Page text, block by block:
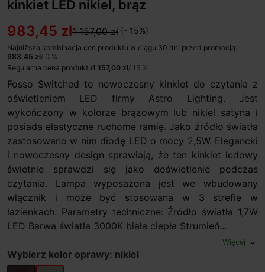
kinkiet LED nikiel, brąz
983,45 zł1 157,00 zł (- 15%)
Najniższa kombinacja cen produktu w ciągu 30 dni przed promocją:
983,45 zł/ 0 %
Regularna cena produktu1 157,00 zł/ 15 %
Fosso Switched to nowoczesny kinkiet do czytania z
oświetleniem LED firmy Astro Lighting. Jest
wykończony w kolorze brązowym lub nikiel satyna i
posiada elastyczne ruchome ramię. Jako źródło światła
zastosowano w nim diodę LED o mocy 2,5W. Elegancki
i nowoczesny design sprawiają, że ten kinkiet ledowy
świetnie sprawdzi się jako doświetlenie podczas
czytania. Lampa wyposażona jest we wbudowany
włącznik i może być stosowana w 3 strefie w
łazienkach. Parametry techniczne: Źródło światła 1,7W
LED Barwa światła 3000K biała ciepła Strumień...
Więcej expand_more
Wybierz kolor oprawy: nikiel
brązowynikiel